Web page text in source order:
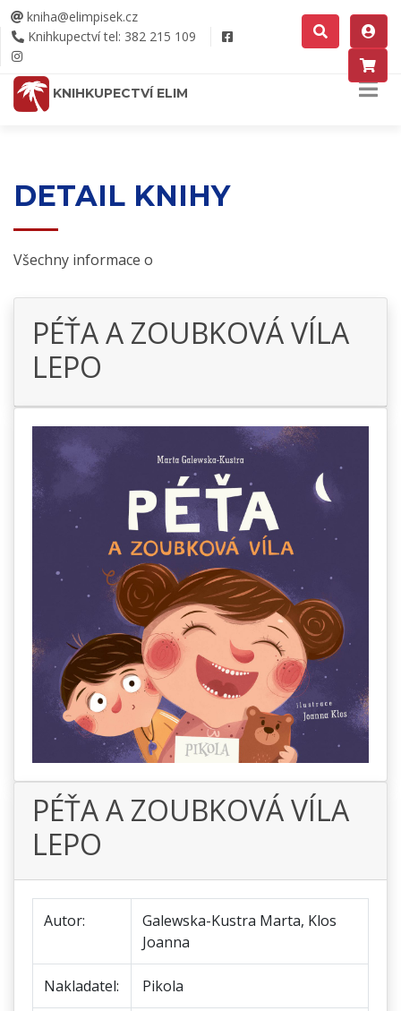
kniha@elimpisek.cz
Knihkupectví tel: 382 215 109
KNIHKUPECTVÍ ELIM
DETAIL KNIHY
Všechny informace o
PÉŤA A ZOUBKOVÁ VÍLA
LEPO
PÉŤA A ZOUBKOVÁ VÍLA
LEPO
Autor:
Galewska-Kustra Marta, Klos
Joanna
Nakladatel: Pikola